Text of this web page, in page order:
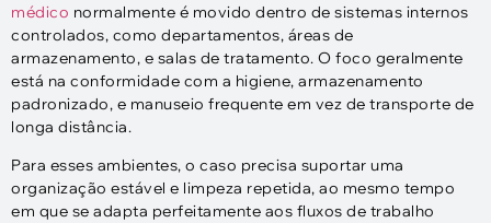
médico normalmente é movido dentro de sistemas internos
controlados, como departamentos, áreas de
armazenamento, e salas de tratamento. O foco geralmente
está na conformidade com a higiene, armazenamento
padronizado, e manuseio frequente em vez de transporte de
longa distância.
Para esses ambientes, o caso precisa suportar uma
organização estável e limpeza repetida, ao mesmo tempo
em que se adapta perfeitamente aos fluxos de trabalho